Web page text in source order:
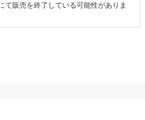
て販売を終了している可能性がありま